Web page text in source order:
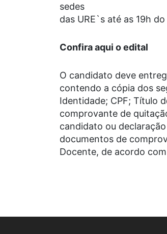
sedes
das URE`s até as 19h
Confira aqui o edital
O candidato deve
contendo a cópia dos
Identidade; CPF; Título
comprovante de
candidato ou
documentos de
Docente, de acordo